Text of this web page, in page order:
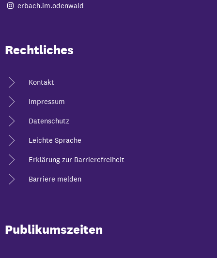
erbach.im.odenwald
Rechtliches
Kontakt
Impressum
Datenschutz
Leichte Sprache
Erklärung zur Barrierefreiheit
Barriere melden
Publikumszeiten